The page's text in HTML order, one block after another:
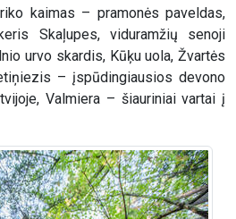
kaimas – pramonės paveldas,
Skaļupes, viduramžių senoji
urvo skardis, Kūķu uola, Žvartės
– įspūdingiausios devono
Valmiera – šiauriniai vartai į